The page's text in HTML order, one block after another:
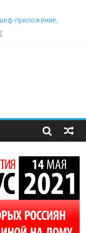
приложение,
дронов и
кокосовая вода с
трендом